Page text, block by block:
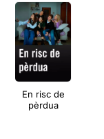
En risc de
pèrdua